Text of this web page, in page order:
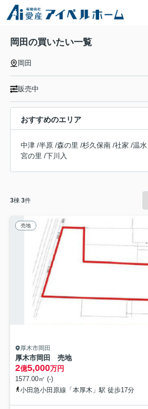
岡田の買いたい一覧
岡田
販売中
おすすめのエリア
中津 /半原 /森の里 /杉久保南 /社家 /温水
宮の里 /下川入
3棟 3件
売地
厚木市岡田
厚木市岡田 売地
2億5,000万円
1577.00㎡ (-)
小田急小田原線「本厚木」駅 徒歩17分